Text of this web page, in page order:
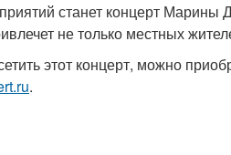
станет концерт Марины
не только местных
этот концерт, можно
.